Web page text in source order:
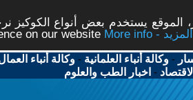
يستخدم بعض أنواع الكوكيز
on our website
More info - المزيد
-وكالة أنباء العلمانية -وكالة أنباء
الاقتصاد - اخبار الطب والعلوم